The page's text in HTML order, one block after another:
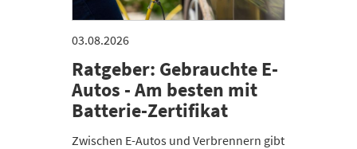
03.08.2026
Ratgeber: Gebrauchte E-
Autos - Am besten mit
Batterie-Zertifikat
Zwischen E-Autos und Verbrennern gibt